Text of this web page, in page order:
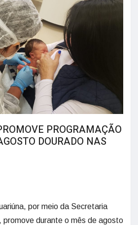
PROGRAMAÇÃO
DOURADO NAS
por meio da Secretaria
promove durante o mês de agosto